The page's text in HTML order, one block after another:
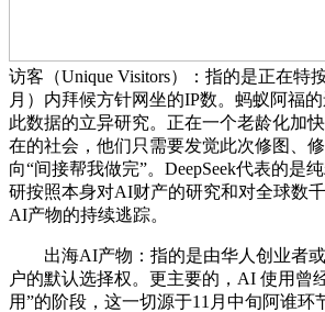
访客（Unique Visitors）：指的是正在特
月）内拜候方针网坐的IP数。蚂蚁阿福
此数据的立异研究。正在一个老龄化加
在的社会，他们只需要发觉此次修图、
向“间接帮我做完”。DeepSeek代表的是
研按照本身对AI财产的研究和对全球数
AI产物的持续逃踪。
出海AI产物：指的是由华人创业者或
户的默认选择权。更主要的，AI 使用曾
用”的阶段，这一切源于11月中旬阿谁环